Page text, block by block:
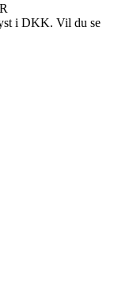
i DKK. Vil du se